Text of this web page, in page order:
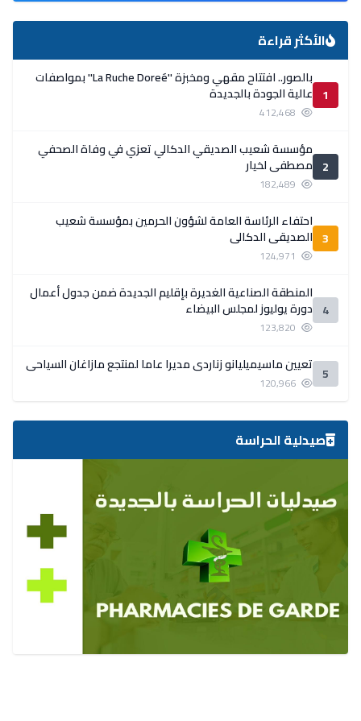
الأكثر قراءة
1
بالصور.. افتتاح مقهي ومخبزة ''La Ruche Doreé'' بمواصفات
عالية الجودة بالجديدة
2
مؤسسة شعيب الصديقي الدكالي تعزي في وفاة الصحفي
مصطفى لخيار
3
احتفاء الرئاسة العامة لشؤون الحرمين بمؤسسة شعيب
الصديقي الدكالي
4
المنطقة الصناعية الغديرة بإقليم الجديدة ضمن جدول أعمال
دورة يوليوز لمجلس البيضاء
5 تعيين ماسيميليانو زناردي مديرا عاما لمنتجع مازاغان السياحي
صيدلية الحراسة